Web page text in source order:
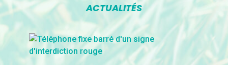
ACTUALITÉS